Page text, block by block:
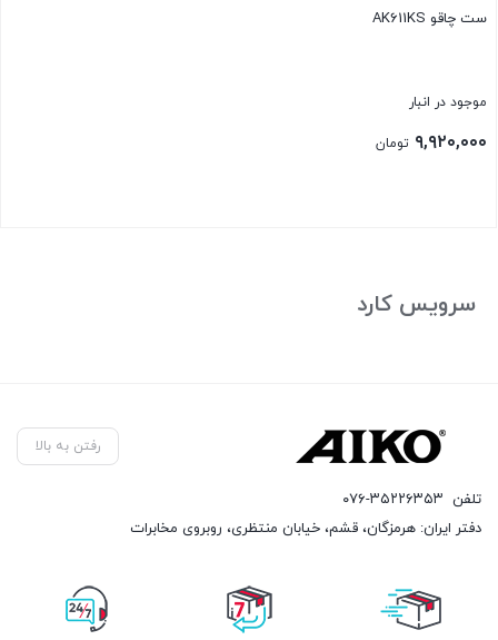
ست چاقو AK611KS
موجود در انبار
۹,۹۲۰,۰۰۰ تومان
سرویس کارد
رفتن به بالا
تلفن ۰۷۶-۳۵۲۲۶۳۵۳
دفتر ایران: هرمزگان، قشم، خیابان منتظری، روبروی مخابرات